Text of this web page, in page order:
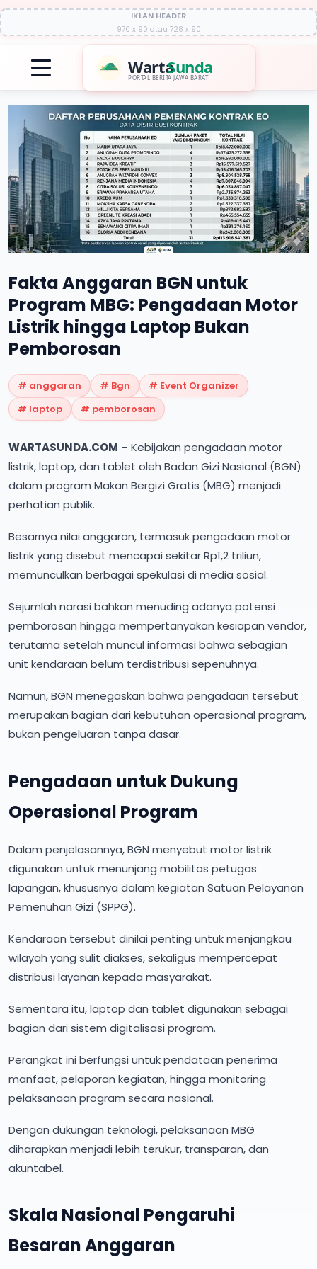
IKLAN HEADER
970 x 90 atau 728 x 90
WartaSunda
PORTAL BERITA JAWA BARAT
Fakta Anggaran BGN untuk
Program MBG: Pengadaan Motor
Listrik hingga Laptop Bukan
Pemborosan
# anggaran # Bgn # Event Organizer
# laptop # pemborosan
WARTASUNDA.COM – Kebijakan pengadaan motor
listrik, laptop, dan tablet oleh Badan Gizi Nasional (BGN)
dalam program Makan Bergizi Gratis (MBG) menjadi
perhatian publik.
Besarnya nilai anggaran, termasuk pengadaan motor
listrik yang disebut mencapai sekitar Rp1,2 triliun,
memunculkan berbagai spekulasi di media sosial.
Sejumlah narasi bahkan menuding adanya potensi
pemborosan hingga mempertanyakan kesiapan vendor,
terutama setelah muncul informasi bahwa sebagian
unit kendaraan belum terdistribusi sepenuhnya.
Namun, BGN menegaskan bahwa pengadaan tersebut
merupakan bagian dari kebutuhan operasional program,
bukan pengeluaran tanpa dasar.
Pengadaan untuk Dukung
Operasional Program
Dalam penjelasannya, BGN menyebut motor listrik
digunakan untuk menunjang mobilitas petugas
lapangan, khususnya dalam kegiatan Satuan Pelayanan
Pemenuhan Gizi (SPPG).
Kendaraan tersebut dinilai penting untuk menjangkau
wilayah yang sulit diakses, sekaligus mempercepat
distribusi layanan kepada masyarakat.
Sementara itu, laptop dan tablet digunakan sebagai
bagian dari sistem digitalisasi program.
Perangkat ini berfungsi untuk pendataan penerima
manfaat, pelaporan kegiatan, hingga monitoring
pelaksanaan program secara nasional.
Dengan dukungan teknologi, pelaksanaan MBG
diharapkan menjadi lebih terukur, transparan, dan
akuntabel.
Skala Nasional Pengaruhi
Besaran Anggaran